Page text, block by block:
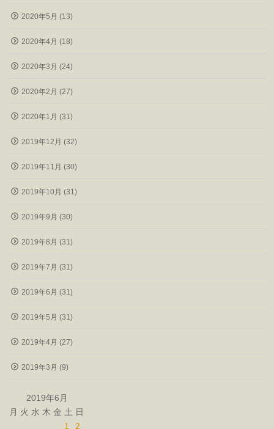
2020年5月 (13)
2020年4月 (18)
2020年3月 (24)
2020年2月 (27)
2020年1月 (31)
2019年12月 (32)
2019年11月 (30)
2019年10月 (31)
2019年9月 (30)
2019年8月 (31)
2019年7月 (31)
2019年6月 (31)
2019年5月 (31)
2019年4月 (27)
2019年3月 (9)
2019年6月
月 火 水 木 金 土 日
1
2